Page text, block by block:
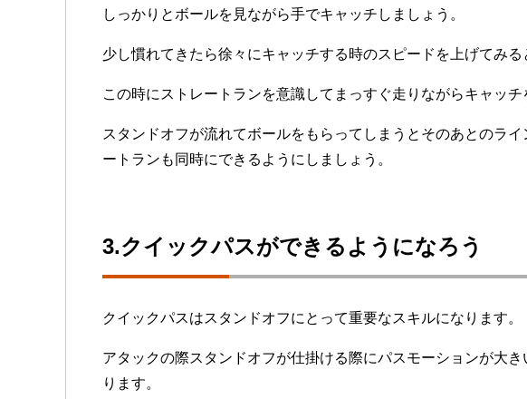
しっかりとボールを見ながら手でキャッチしましょう。
少し慣れてきたら徐々にキャッチする時のスピードを上げてみる
この時にストレートランを意識してまっすぐ走りながらキャッチ
スタンドオフが流れてボールをもらってしまうとそのあとのラ
ートランも同時にできるようにしましょう。
3.クイックパスができるようになろう
クイックパスはスタンドオフにとって重要なスキルになります。
アタックの際スタンドオフが仕掛ける際にパスモーションが大
ります。